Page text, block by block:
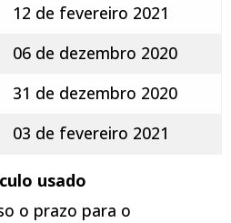
12 de fevereiro 2021
06 de dezembro 2020
31 de dezembro 2020
03 de fevereiro 2021
usado
o prazo para o